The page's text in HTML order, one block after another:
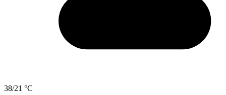
38/21 °C